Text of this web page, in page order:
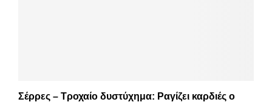
Σέρρες – Τροχαίο δυστύχημα: Ραγίζει καρδιές ο